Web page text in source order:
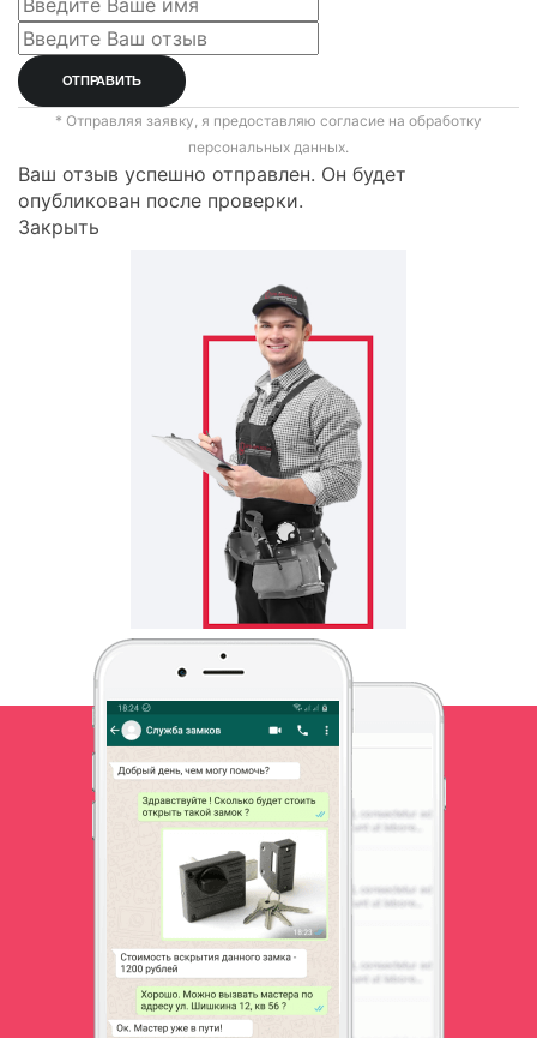
* Отправляя заявку, я предоставляю согласие на обработку
персональных данных.
Ваш отзыв успешно отправлен. Он будет
опубликован после проверки.
Закрыть